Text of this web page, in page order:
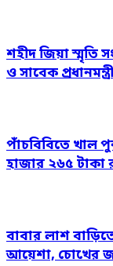
শহীদ জিয়া স্মৃতি
ও সাবেক
পাঁচবিবিতে খাল
হাজার ২৬৫ টাকা
বাবার লাশ
আয়েশা, চোখের